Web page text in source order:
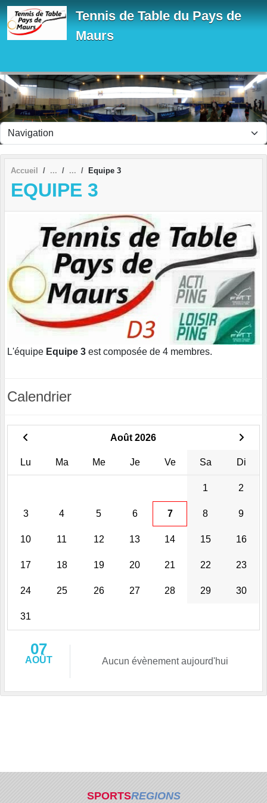
Tennis de Table du Pays de
Maurs
Accueil Equipe 3
EQUIPE 3
L'équipe Equipe 3 est composée de 4 membres.
Calendrier
Août 2026
Lu Ma Me Je Ve Sa Di
1 2
3 4 5 6 7 8 9
10 11 12 13 14 15 16
17 18 19 20 21 22 23
24 25 26 27 28 29 30
31
07
AOÛT Aucun évènement aujourd'hui
SPORTSREGIONS
Panneau de gestion des cookies